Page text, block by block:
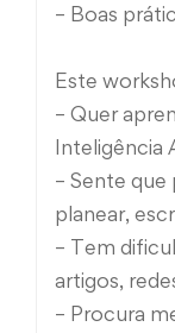
– Boas
Este
– Quer
Inteligência
– Sente
planear,
– Tem
artigos,
– Procura